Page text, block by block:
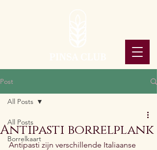
Post
All Posts
Borrelkaart
All Posts
Antipasti borrelplank
Antipasti zijn verschillende Italiaanse